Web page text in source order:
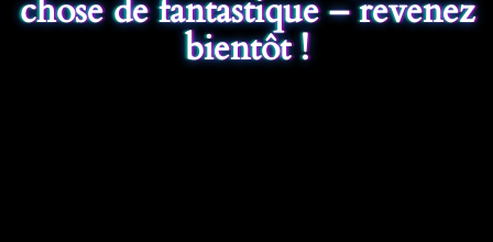
chose de fantastique – revenez
bientôt !